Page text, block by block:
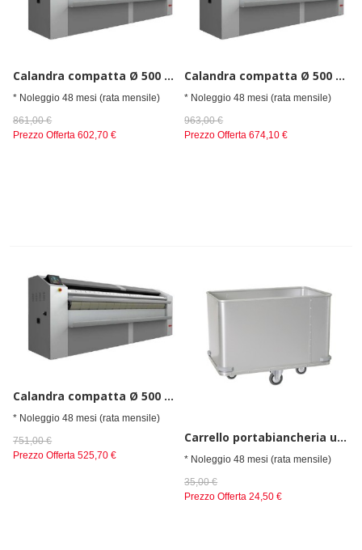
Calandra compatta Ø 500 elettrica
* Noleggio 48 mesi (rata mensile)
861,00 €
Prezzo Offerta 602,70 €
Calandra compatta Ø 500 elettrica
* Noleggio 48 mesi (rata mensile)
963,00 €
Prezzo Offerta 674,10 €
Calandra compatta Ø 500 elettrica
* Noleggio 48 mesi (rata mensile)
751,00 €
Prezzo Offerta 525,70 €
Carrello portabiancheria umida con base piana
* Noleggio 48 mesi (rata mensile)
35,00 €
Prezzo Offerta 24,50 €